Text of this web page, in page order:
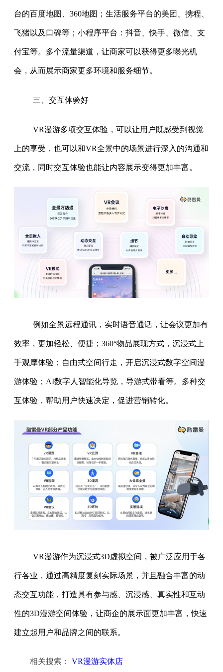
台的百度地图、360地图；生活服务平台的美团、携程、
飞猪以及口碑等；小程序平台：抖音、快手、微信、支
付宝等。多个流量渠道，让商家可以获得更多曝光机
会，从而展示商家更多环境和服务细节。
三、交互体验好
VR漫游多项交互体验，可以让用户既感受到视觉
上的享受，也可以和VR全景中的场景进行深入的沟通和
交流，同时交互体验也能让内容展示变得更加丰富。
例如全景远程通讯，实时语音通话，让会议更加有
效率，更加轻松、便捷；360°物品展现方式，沉浸式上
手观摩体验；自由式空间行走，开启沉浸式数字空间漫
游体验；AI数字人智能化导览，导游式带看等。多种交
互体验，帮助用户快速决定，促进营销转化。
VR漫游作为沉浸式3D虚拟空间，被广泛应用于各
行各业，通过高精度复刻实际场景，并且融合丰富的动
态交互功能，打造具有参与感、沉浸感、真实性和互动
性的3D漫游空间体验，让商企的展示面更加丰富，快速
建立起用户和品牌之间的联系。
相关搜索： VR漫游实体店